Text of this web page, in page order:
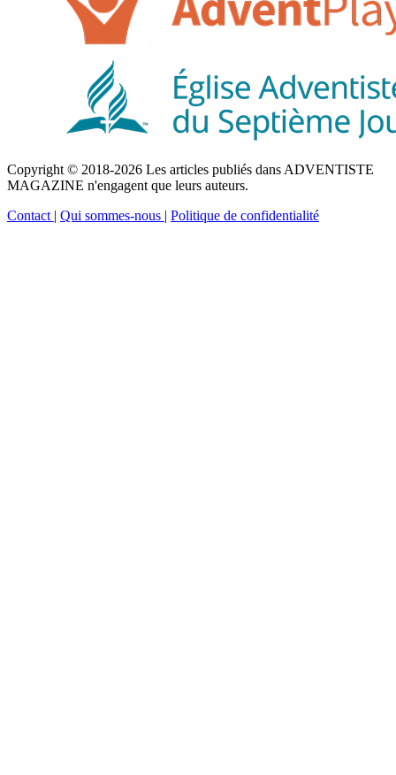
Copyright © 2018-2026 Les articles publiés dans ADVENTISTE
MAGAZINE n'engagent que leurs auteurs.
Contact | Qui sommes-nous | Politique de confidentialité